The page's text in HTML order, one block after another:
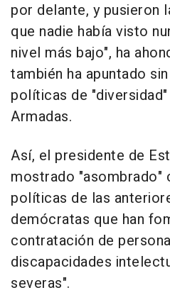
por delante, y pusieron
que nadie había visto
nivel más bajo", ha
también ha apuntado
políticas de
Armadas.
Así, el presidente de
mostrado "asombrado"
políticas de las
demócratas que han
contratación de
discapacidades
severas".